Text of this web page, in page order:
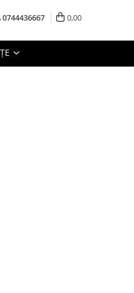
0744436667 0,00